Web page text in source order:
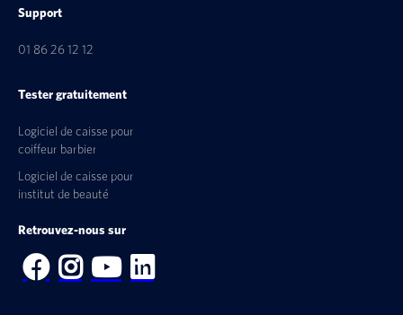
Support
01 86 26 12 12
Tester gratuitement
Logiciel de caisse pour
coiffeur barbier
Logiciel de caisse pour
institut de beauté
Retrouvez-nous sur
   